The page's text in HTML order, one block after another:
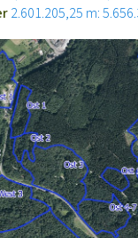
2.601.205,25 m: